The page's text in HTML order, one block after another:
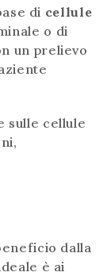
di cellule
o di
un prelievo
sulle cellule
dalla
è ai